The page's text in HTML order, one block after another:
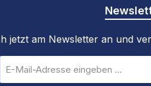
jetzt am Newsletter an und
Mail-